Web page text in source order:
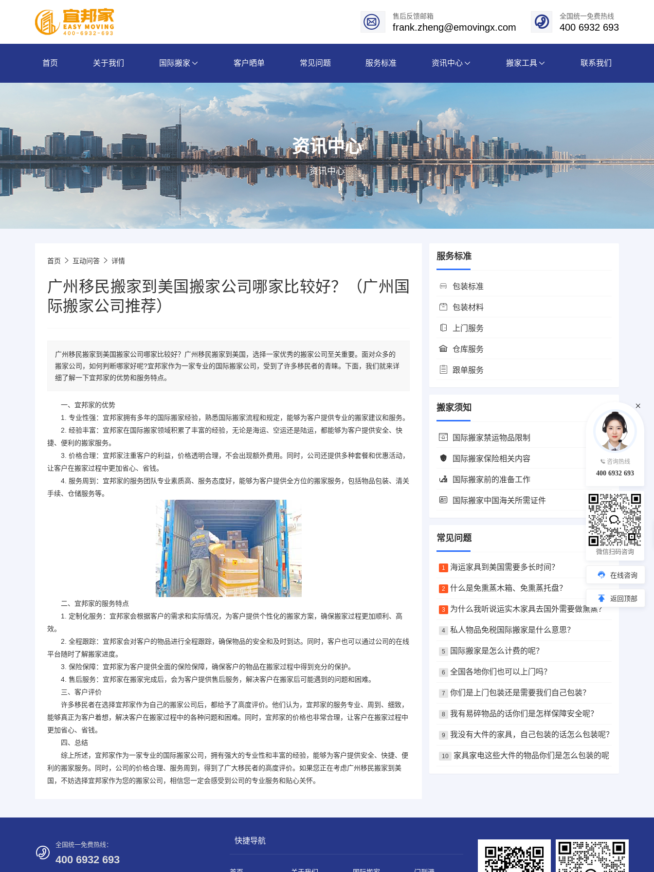
售后反馈邮箱
frank.zheng@emovingx.com
全国统一免费热线
400 6932 693
首页 关于我们 国际搬家 客户晒单 常见问题 服务标准 资讯中心 搬家工具 联系我们
资讯中心
资讯中心
首页 互动问答 详情
广州移民搬家到美国搬家公司哪家比较好？（广州国
际搬家公司推荐）
广州移民搬家到美国搬家公司哪家比较好？广州移民搬家到美国，选择一家优秀的搬家公司至关重要。面对众多的
搬家公司，如何判断哪家好呢?宜邦家作为一家专业的国际搬家公司，受到了许多移民者的青睐。下面，我们就来详
细了解一下宜邦家的优势和服务特点。
一、宜邦家的优势
1. 专业性强：宜邦家拥有多年的国际搬家经验，熟悉国际搬家流程和规定，能够为客户提供专业的搬家建议和服务。
2. 经验丰富：宜邦家在国际搬家领域积累了丰富的经验，无论是海运、空运还是陆运，都能够为客户提供安全、快
捷、便利的搬家服务。
3. 价格合理：宜邦家注重客户的利益，价格透明合理，不会出现额外费用。同时，公司还提供多种套餐和优惠活动，
让客户在搬家过程中更加省心、省钱。
4. 服务周到：宜邦家的服务团队专业素质高、服务态度好，能够为客户提供全方位的搬家服务，包括物品包装、清关
手续、仓储服务等。
二、宜邦家的服务特点
1. 定制化服务：宜邦家会根据客户的需求和实际情况，为客户提供个性化的搬家方案，确保搬家过程更加顺利、高
效。
2. 全程跟踪：宜邦家会对客户的物品进行全程跟踪，确保物品的安全和及时到达。同时，客户也可以通过公司的在线
平台随时了解搬家进度。
3. 保险保障：宜邦家为客户提供全面的保险保障，确保客户的物品在搬家过程中得到充分的保护。
4. 售后服务：宜邦家在搬家完成后，会为客户提供售后服务，解决客户在搬家后可能遇到的问题和困难。
三、客户评价
许多移民者在选择宜邦家作为自己的搬家公司后，都给予了高度评价。他们认为，宜邦家的服务专业、周到、细致，
能够真正为客户着想，解决客户在搬家过程中的各种问题和困难。同时，宜邦家的价格也非常合理，让客户在搬家过程中
更加省心、省钱。
四、总结
综上所述，宜邦家作为一家专业的国际搬家公司，拥有强大的专业性和丰富的经验，能够为客户提供安全、快捷、便
利的搬家服务。同时，公司的价格合理、服务周到，得到了广大移民者的高度评价。如果您正在考虑广州移民搬家到美
国，不妨选择宜邦家作为您的搬家公司，相信您一定会感受到公司的专业服务和贴心关怀。
服务标准
包装标准
包装材料
上门服务
仓库服务
跟单服务
搬家须知
国际搬家禁运物品限制
国际搬家保险相关内容
国际搬家前的准备工作
国际搬家中国海关所需证件
常见问题
1 海运家具到美国需要多长时间？
2 什么是免熏蒸木箱、免熏蒸托盘？
3 为什么我听说运实木家具去国外需要做熏蒸？
4 私人物品免税国际搬家是什么意思？
5 国际搬家是怎么计费的呢？
6 全国各地你们也可以上门吗？
7 你们是上门包装还是需要我们自己包装？
8 我有易碎物品的话你们是怎样保障安全呢？
9 我没有大件的家具，自己包装的话怎么包装呢？
10 家具家电这些大件的物品你们是怎么包装的呢？
全国统一免费热线：
400 6932 693
快捷导航
咨询热线
400 6932 693
微信扫码咨询
在线咨询
返回顶部